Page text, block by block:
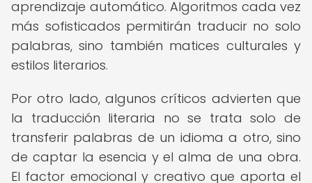
aprendizaje automático. Algoritmos cada vez
más sofisticados permitirán traducir no solo
palabras, sino también matices culturales y
estilos literarios.
Por otro lado, algunos críticos advierten que
la traducción literaria no se trata solo de
transferir palabras de un idioma a otro, sino
de captar la esencia y el alma de una obra.
El factor emocional y creativo que aporta el